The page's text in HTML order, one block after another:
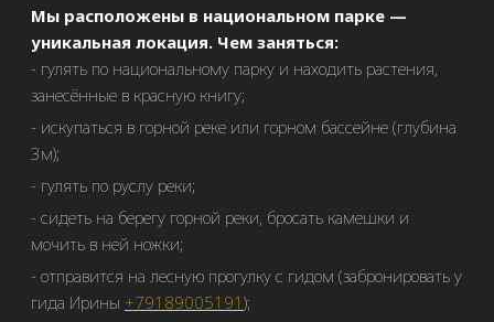
Мы расположены в национальном парке —
уникальная локация. Чем заняться:
гулять по национальному парку и находить растения,
занесённые в красную книгу;
искупаться в горной реке или горном бассейне (глубина
3м);
гулять по руслу реки;
сидеть на берегу горной реки, бросать камешки и
мочить в ней ножки;
отправится на лесную прогулку с гидом (забронировать у
гида Ирины +79189005191 );